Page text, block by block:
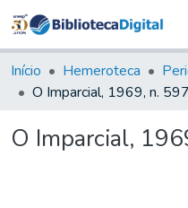
&
Início Hemeroteca
O Imparcial, 1969, n.
O Imparcial,